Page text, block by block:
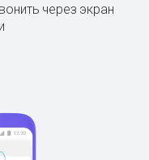
через экран